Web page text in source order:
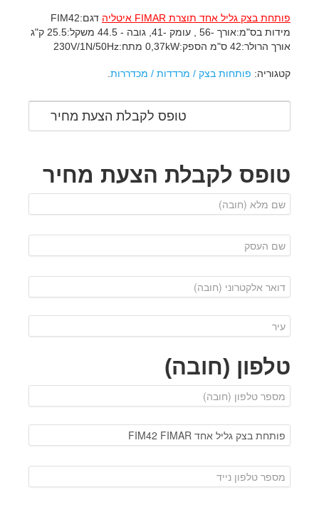
פותחת בצק גליל אחד תוצרת FIMAR איטליה
דגם:FIM42
מידות בס"מ:אורך -56 , עומק -41, גובה - 44.5 משקל:25.5 ק"ג
אורך הרולר:42 ס"מ הספק:0,37kW מתח:230V/1N/50Hz
קטגוריה: פותחות בצק / מרדדות / מכדררות
טופס לקבלת הצעת מחיר
טופס לקבלת הצעת מחיר
טלפון (חובה)